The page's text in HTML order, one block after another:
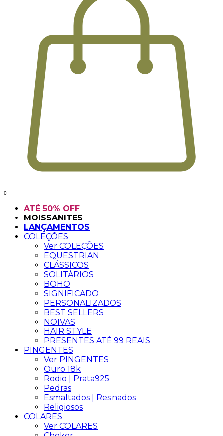
0
ATÉ 50% OFF
MOISSANITES
LANÇAMENTOS
COLEÇÕES
Ver COLEÇÕES
EQUESTRIAN
CLÁSSICOS
SOLITÁRIOS
BOHO
SIGNIFICADO
PERSONALIZADOS
BEST SELLERS
NOIVAS
HAIR STYLE
PRESENTES ATÉ 99 REAIS
PINGENTES
Ver PINGENTES
Ouro 18k
Rodio | Prata925
Pedras
Esmaltados | Resinados
Religiosos
COLARES
Ver COLARES